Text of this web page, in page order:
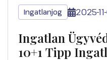
Ingatlanjog 2025-
Ingatlan
10+1 Tipp